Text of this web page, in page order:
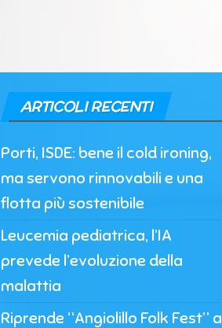
ARTICOLI RECENTI
Porti, ISDE: bene il cold ironing,
ma servono rinnovabili e una
flotta più sostenibile
Leucemia pediatrica, l’IA
prevede l’evoluzione della
malattia
Riprende “Angiolillo Folk Fest” a